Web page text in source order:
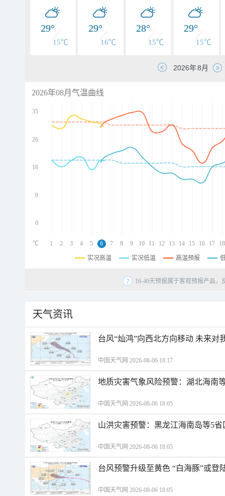
29°
15℃
29°
16℃
28°
15℃
29°
15℃
2026年08月气温曲线
35
26
18
9
0
1 2 3 4 5 6 7 8 9 10 11 12 13 14 15 16 17 18
℃
实况高温 实况低温 高温预报
16-40天预报属于客观预报产品
天气资讯
台风“灿鸿”向西北方向移动 未来对
中国天气网 2026-08-06 18:17
地质灾害气象风险预警：湖北海南
中国天气网 2026-08-06 18:05
山洪灾害预警：黑龙江海南岛等5
中国天气网 2026-08-06 18:05
台风预警升级至黄色 “白海豚”或登
中国天气网 2026-08-06 18:05